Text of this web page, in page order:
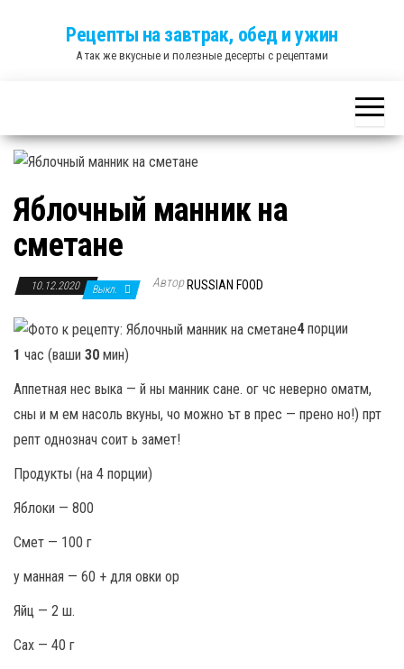
Рецепты на завтрак, обед и ужин
А так же вкусные и полезные десерты с рецептами
Яблочный манник на
сметане
10.12.2020 Выкл. Автор RUSSIAN FOOD
4порции
1 час (ваши 30 мин)
Аппетная нес выка — й ны манник сане. ог чс неверно оматм,
сны и м ем насоль вкуны, чо можно ът в прес — прено но!) прт
репт однознач соит ь замет!
Продукты (на 4 порции)
Яблоки — 800
Смет — 100 г
у манная — 60 + для овки ор
Яйц — 2 ш.
Сах — 40 г